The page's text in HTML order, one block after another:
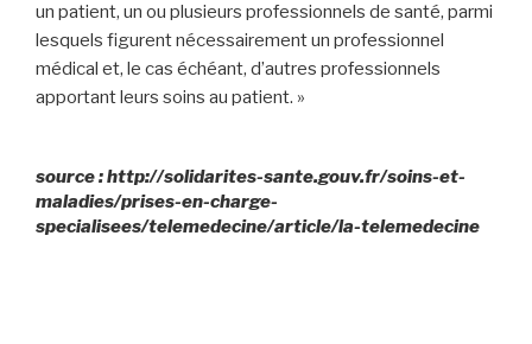
un patient, un ou plusieurs professionnels de santé, parmi
lesquels figurent nécessairement un professionnel
médical et, le cas échéant, d’autres professionnels
apportant leurs soins au patient. »
source : http://solidarites-sante.gouv.fr/soins-et-
maladies/prises-en-charge-
specialisees/telemedecine/article/la-telemedecine